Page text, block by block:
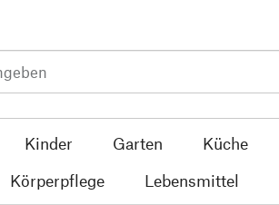
Kinder Garten Küche
Körperpflege Lebensmittel